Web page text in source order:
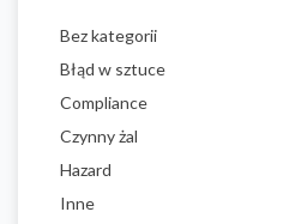
Bez kategorii
Błąd w sztuce
Compliance
Czynny żal
Hazard
Inne